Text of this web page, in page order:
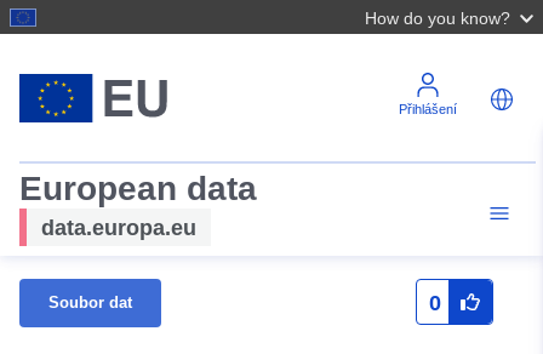
How do you know?
Přihlášení
European data
data.europa.eu
Soubor dat 0